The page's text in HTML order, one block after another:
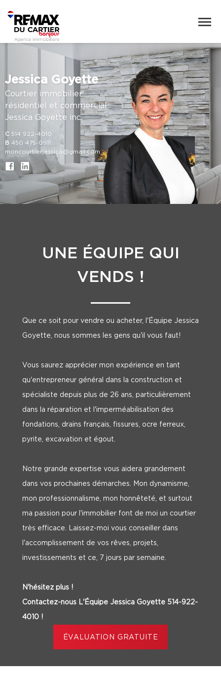
Jessica Goyette
Courtier immobilier
résidentiel et commercial
Jessica Goyette inc.
C 514 922-4010
B 450 475-0911
moncourtierjessica@gmail.com
UNE ÉQUIPE QUI
VENDS !
Que ce soit pour vendre ou acheter, l'Équipe Jessica
Goyette, nous sommes les gens qu'il vous faut!
Vous saurez apprécier mon expérience en tant
qu'entrepreneur général dans la construction et
spécialiste depuis plus de 26 ans, particulièrement
dans la réparation et l'imperméabilisation des
fondations, drains français, fissures, ocre ferreux,
pyrite, excavation et égout.
Notre grande expertise vous aidera grandement
dans vos prochaines démarches. Mon dynamisme,
mon professionnalisme, mon honnêteté, et surtout
ma passion pour l'immobilier font de moi un courtier
très efficace. Laissez-moi vous conseiller dans
l'accomplissement de vos rêves, projets,
investissements et ce, 7 jours par semaine.
N'hésitez plus !
Contactez-nous L'Équipe Jessica Goyette 514-922-
4010 !
ÉVALUATION GRATUITE